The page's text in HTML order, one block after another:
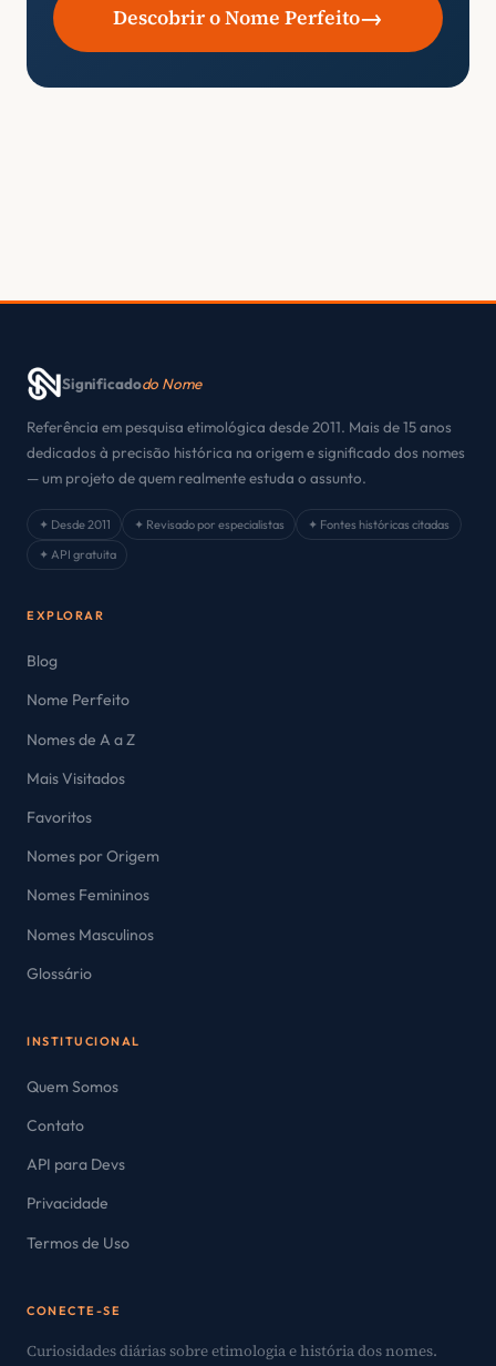
Descobrir o Nome Perfeito→
Significadodo Nome
Referência em pesquisa etimológica desde 2011. Mais de 15 anos
dedicados à precisão histórica na origem e significado dos nomes
— um projeto de quem realmente estuda o assunto.
✦ Desde 2011 ✦ Revisado por especialistas
✦ Fontes históricas citadas
✦ API gratuita
EXPLORAR
Blog
Nome Perfeito
Nomes de A a Z
Mais Visitados
Favoritos
Nomes por Origem
Nomes Femininos
Nomes Masculinos
Glossário
INSTITUCIONAL
Quem Somos
Contato
API para Devs
Privacidade
Termos de Uso
CONECTE-SE
Curiosidades diárias sobre etimologia e história dos nomes.